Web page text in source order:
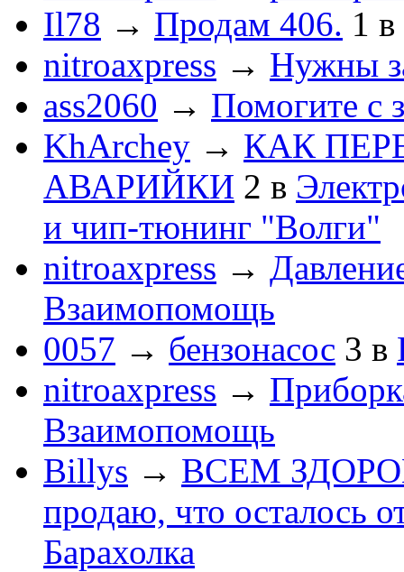
Il78 → Продам 406. 1 в
nitroaxpress → Нужны
ass2060 → Помогите с
KhArchey → КАК
АВАРИЙКИ 2 в
и чип-тюнинг "Волги"
nitroaxpress →
Взаимопомощь
0057 → бензонасос 3 в
nitroaxpress →
Взаимопомощь
Billys → ВСЕМ
продаю, что осталось
Барахолка